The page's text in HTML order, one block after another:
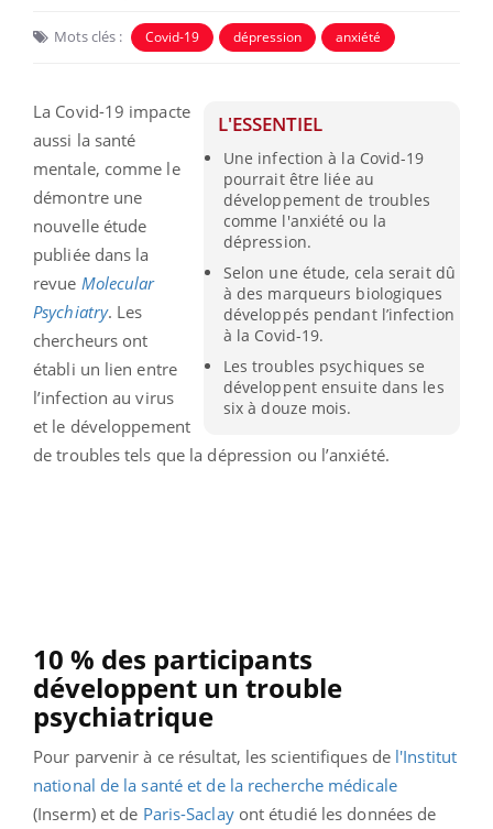
Mots clés : Covid-19 dépression anxiété
L'ESSENTIEL
Une infection à la Covid-19
pourrait être liée au
développement de troubles
comme l'anxiété ou la
dépression.
Selon une étude, cela serait dû
à des marqueurs biologiques
développés pendant l’infection
à la Covid-19.
Les troubles psychiques se
développent ensuite dans les
six à douze mois.
La Covid-19 impacte
aussi la santé
mentale, comme le
démontre une
nouvelle étude
publiée dans la
revue Molecular
Psychiatry. Les
chercheurs ont
établi un lien entre
l’infection au virus
et le développement
de troubles tels que la dépression ou l’anxiété.
10 % des participants
développent un trouble
psychiatrique
Pour parvenir à ce résultat, les scientifiques de l'Institut
national de la santé et de la recherche médicale
(Inserm) et de Paris-Saclayont étudié les données de